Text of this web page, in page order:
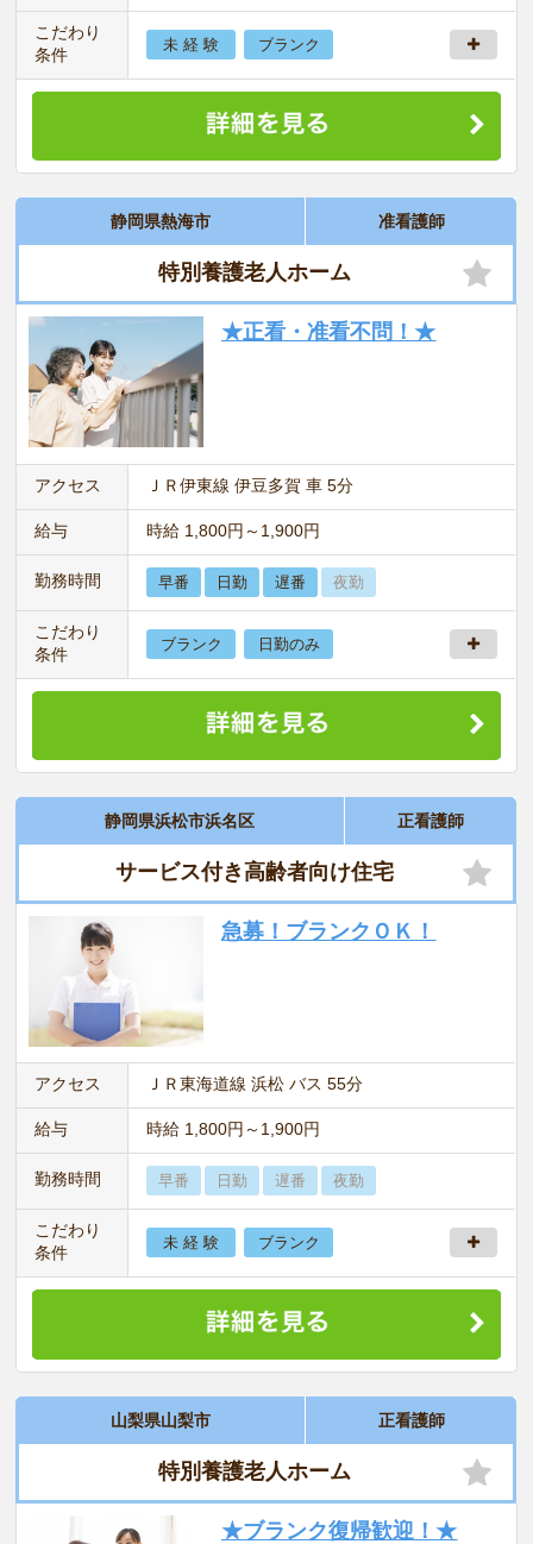
こだわり
条件
未 経 験 ブランク
静岡県熱海市 准看護師
特別養護老人ホーム
★正看・准看不問！★
アクセス ＪＲ伊東線 伊豆多賀 車 5分
給与 時給 1,800円～1,900円
勤務時間 早番 日勤 遅番 夜勤
こだわり
条件
ブランク 日勤のみ
静岡県浜松市浜名区 正看護師
サービス付き高齢者向け住宅
急募！ブランクＯＫ！
アクセス ＪＲ東海道線 浜松 バス 55分
給与 時給 1,800円～1,900円
勤務時間 早番 日勤 遅番 夜勤
こだわり
条件
未 経 験 ブランク
山梨県山梨市 正看護師
特別養護老人ホーム
★ブランク復帰歓迎！★